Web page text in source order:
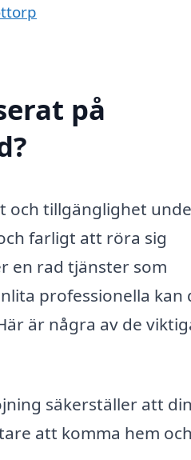
på
och tillgänglighet
farligt att röra sig
en rad tjänster som
professionella kan
är några av de
säkerställer att
att komma hem